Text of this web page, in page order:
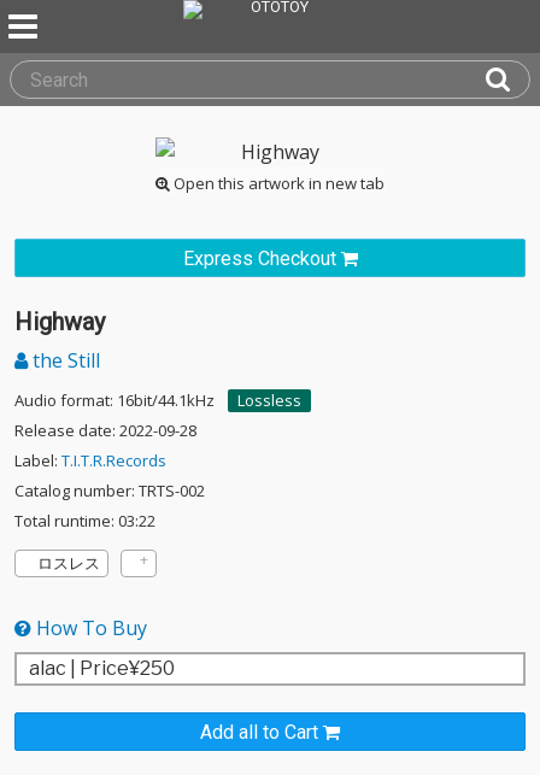
Open this artwork in new tab
Express Checkout
Highway
the Still
Audio format: 16bit/44.1kHz
Lossless
Release date: 2022-09-28
Label: T.I.T.R.Records
Catalog number: TRTS-002
Total runtime: 03:22
ロスレス
How To Buy
Add all to Cart